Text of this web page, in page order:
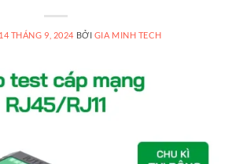
14 THÁNG 9, 2024 BỞI GIA MINH TECH